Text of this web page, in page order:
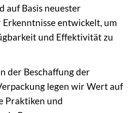
auf Basis neuester
entwickelt, um
und Effektivität zu
der Beschaffung der
legen wir Wert auf
Praktiken und